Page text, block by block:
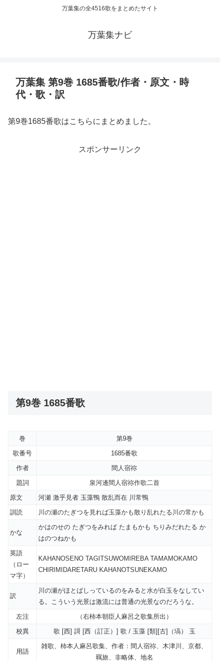
万葉集の全4516歌をまとめたサイト
万葉集ナビ
万葉集 第9巻 1685番歌/作者・原文・時
代・歌・訳
第9巻1685番歌はこちらにまとめました。
スポンサーリンク
第9巻 1685番歌
巻
第9巻
歌番号
1685番歌
作者
間人宿祢
題詞
泉河邊間人宿祢作歌二首
原文
河瀬 激乎見者 玉藻鴨 散乱而在 川常鴨
訓読
川の瀬のたぎつを見れば玉藻かも散り乱れたる川の常かも
かな
かはのせの たぎつをみれば たまもかも ちりみだれたる か
はのつねかも
英語
（ロー
マ字）
KAHANOSENO TAGITSUWOMIREBA TAMAMOKAMO
CHIRIMIDARETARU KAHANOTSUNEKAMO
訳
川の瀬がほとばしっているのをみると水が白玉をなしてい
る。こういう光景は激流には普通の光景なのだろうな。
左注
（右柿本朝臣人麻呂之歌集所出）
校異
歌 [西] 謌 [西（訂正）] 歌 / 玉藻 [類][古]（塙） 玉
用語
雑歌、柿本人麻呂歌集、作者：間人宿祢、木津川、京都、
羈旅、非略体、地名